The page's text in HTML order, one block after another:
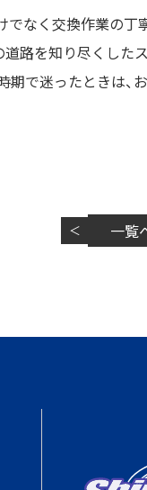
でなく交換作業の
路を知り尽くし
期で迷ったときは
＜ 一覧